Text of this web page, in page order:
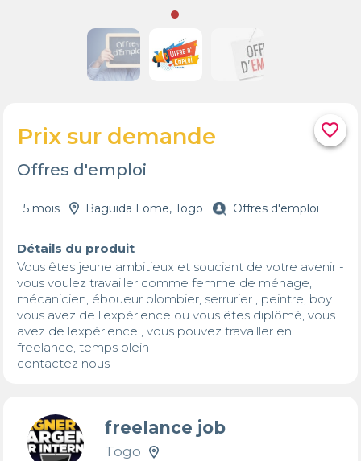
favorite_border
Prix sur demande
Offres d'emploi
5 mois Baguida Lome, Togo Offres d'emploi
Détails du produit
Vous êtes jeune ambitieux et souciant de votre avenir -
vous voulez travailler comme femme de ménage,
mécanicien, éboueur plombier, serrurier , peintre, boy
vous avez de l'expérience ou vous êtes diplômé, vous
avez de lexpérience , vous pouvez travailler en
freelance, temps plein
contactez nous
freelance job
Togo